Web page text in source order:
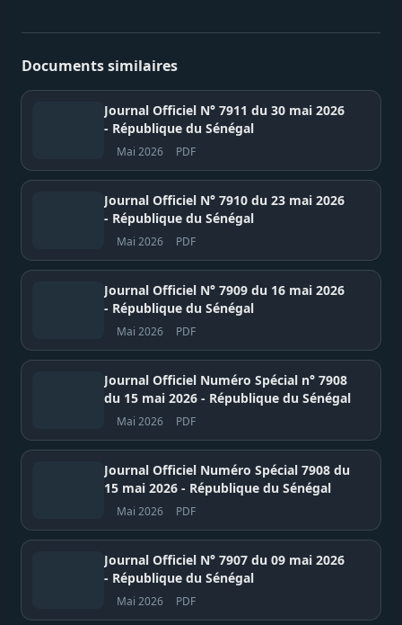
Documents similaires
Journal Officiel N° 7911 du 30 mai 2026
- République du Sénégal
Mai 2026 PDF
Journal Officiel N° 7910 du 23 mai 2026
- République du Sénégal
Mai 2026 PDF
Journal Officiel N° 7909 du 16 mai 2026
- République du Sénégal
Mai 2026 PDF
Journal Officiel Numéro Spécial n° 7908
du 15 mai 2026 - République du Sénégal
Mai 2026 PDF
Journal Officiel Numéro Spécial 7908 du
15 mai 2026 - République du Sénégal
Mai 2026 PDF
Journal Officiel N° 7907 du 09 mai 2026
- République du Sénégal
Mai 2026 PDF